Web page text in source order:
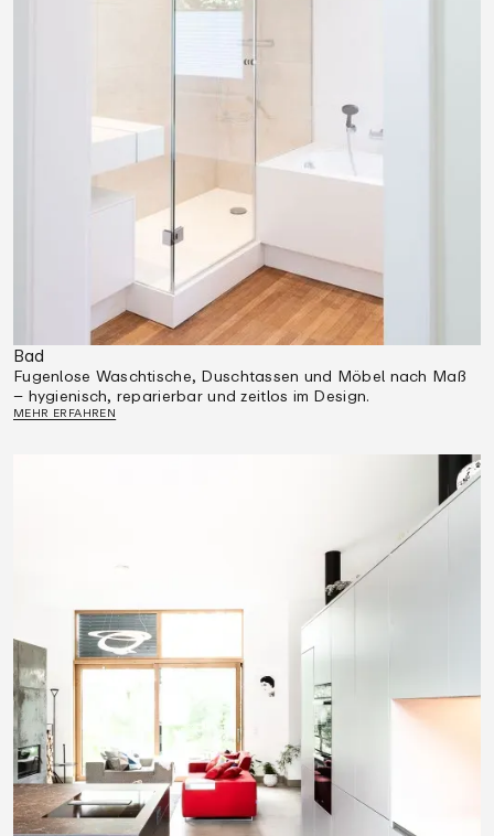
Bad
Fugenlose Waschtische, Duschtassen und Möbel nach Maß
– hygienisch, reparierbar und zeitlos im Design.
MEHR ERFAHREN